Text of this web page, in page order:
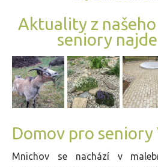
Aktuality z
seniory
Domov pro seniory
Mnichov se nachází v